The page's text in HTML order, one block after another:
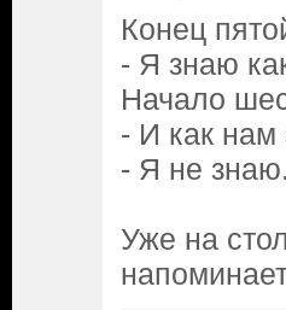
Конец
- Я знаю
Начало
- И как нам
- Я не знаю.
Уже на